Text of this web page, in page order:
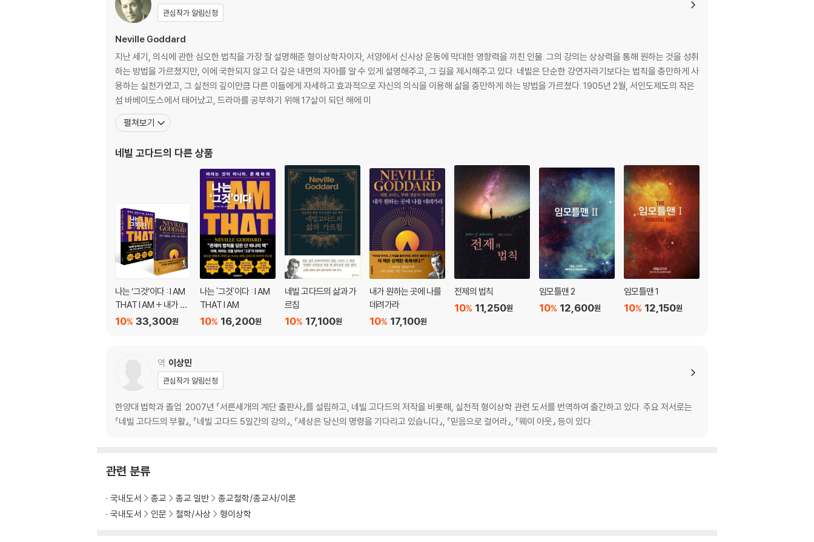
관심작가 알림신청
Neville Goddard
지난 세기, 의식에 관한 심오한 법칙을 가장 잘 설명해준 형이상학자이자, 서양에서 신사상 운동에 막대한 영향력을 끼친 인물. 그의 강의는 상상력을 통해 원하는 것을 성취
하는 방법을 가르쳤지만, 이에 국한되지 않고 더 깊은 내면의 자아를 알 수 있게 설명해주고, 그 길을 제시해주고 있다. 네빌은 단순한 강연자라기보다는 법칙을 충만하게 사
용하는 실천가였고, 그 실천의 깊이만큼 다른 이들에게 자세하고 효과적으로 자신의 의식을 이용해 삶을 충만하게 하는 방법을 가르쳤다. 1905년 2월, 서인도제도의 작은
섬 바베이도스에서 태어났고, 드라마를 공부하기 위해 17살이 되던 해에 미
펼쳐보기
네빌 고다드의 다른 상품
나는 ‘그것’이다 : I AM
THAT I AM + 내가 원
하는 곳에 나를 데려가
33,300원
10%
나는 '그것'이다 : I AM
THAT I AM
16,200원
10%
네빌 고다드의 삶과 가
르침
17,100원
10%
내가 원하는 곳에 나를
데려가라
17,100원
10%
전제의 법칙
11,250원
10%
임모틀맨 2
12,600원
10%
임모틀맨 1
12,150원
10%
역 이상민
관심작가 알림신청
한양대 법학과 졸업. 2007년 『서른세개의 계단 출판사』를 설립하고, 네빌 고다드의 저작을 비롯해, 실천적 형이상학 관련 도서를 번역하여 출간하고 있다. 주요 저서로는
『네빌 고다드의 부활』, 『네빌 고다드 5일간의 강의』, 『세상은 당신의 명령을 기다리고 있습니다』, 『믿음으로 걸어라』, 『웨이 아웃』 등이 있다.
관련 분류
국내도서 종교 종교 일반
종교철학/종교사/이론
국내도서
인문 철학/사상 형이상학